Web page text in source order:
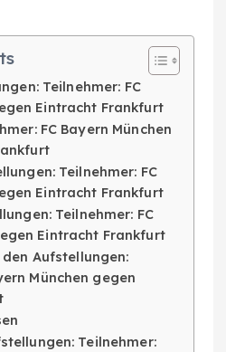
Teilnehmer: FC
Eintracht Frankfurt
FC Bayern München
Teilnehmer: FC
Eintracht Frankfurt
Teilnehmer: FC
Eintracht Frankfurt
Aufstellungen:
München gegen
Teilnehmer: